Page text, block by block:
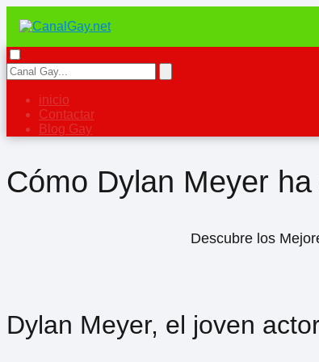
inicio
Contactar
Blog Gay
Cómo Dylan Meyer
Descubre los
Dylan Meyer, el joven